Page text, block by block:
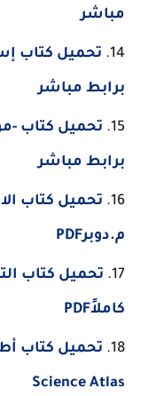
مباشر
برابط مباشر
برابط مباشر
تحميل كتاب
م.دوبرPDF
تحميل كتاب
كاملاًPDF
Science Atlas